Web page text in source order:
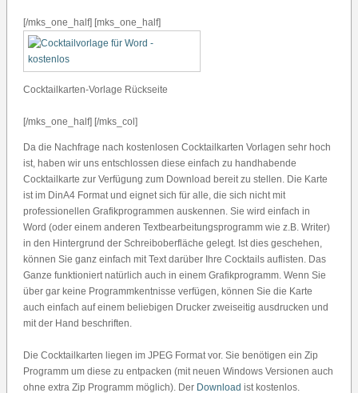
[/mks_one_half] [mks_one_half]
Cocktailkarten-Vorlage Rückseite
[/mks_one_half] [/mks_col]
Da die Nachfrage nach kostenlosen Cocktailkarten Vorlagen sehr hoch
ist, haben wir uns entschlossen diese einfach zu handhabende
Cocktailkarte zur Verfügung zum Download bereit zu stellen. Die Karte
ist im DinA4 Format und eignet sich für alle, die sich nicht mit
professionellen Grafikprogrammen auskennen. Sie wird einfach in
Word (oder einem anderen Textbearbeitungsprogramm wie z.B. Writer)
in den Hintergrund der Schreiboberfläche gelegt. Ist dies geschehen,
können Sie ganz einfach mit Text darüber Ihre Cocktails auflisten. Das
Ganze funktioniert natürlich auch in einem Grafikprogramm. Wenn Sie
über gar keine Programmkentnisse verfügen, können Sie die Karte
auch einfach auf einem beliebigen Drucker zweiseitig ausdrucken und
mit der Hand beschriften.
Die Cocktailkarten liegen im JPEG Format vor. Sie benötigen ein Zip
Programm um diese zu entpacken (mit neuen Windows Versionen auch
ohne extra Zip Programm möglich). Der Download ist kostenlos.